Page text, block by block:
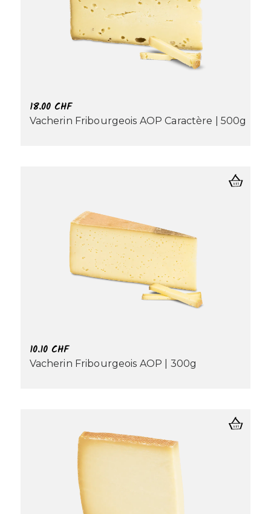
18.00 CHF
Vacherin Fribourgeois AOP Caractère | 500g
10.10 CHF
Vacherin Fribourgeois AOP | 300g